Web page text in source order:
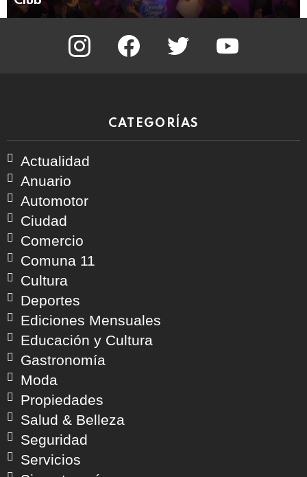
instagram facebook twitter
CATEGORÍAS
Actualidad
Anuario
Automotor
Ciudad
Comercio
Comuna 11
Cultura
Deportes
Ediciones Mensuales
Educación y Cultura
Gastronomía
Moda
Propiedades
Salud & Belleza
Seguridad
Servicios